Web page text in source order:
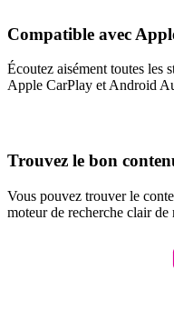
Compatible avec
Écoutez aisément toutes les
Apple CarPlay et Android
Trouvez le bon
Vous pouvez trouver le
moteur de recherche clair de